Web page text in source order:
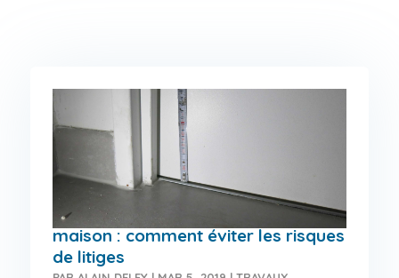
Travaux de chantier pour ma
maison : comment éviter les risques
de litiges